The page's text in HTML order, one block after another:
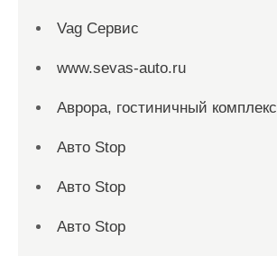
Vag Сервис
www.sevas-auto.ru
Аврора, гостиничный комплекс
Авто Stop
Авто Stop
Авто Stop